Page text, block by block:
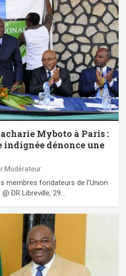
Myboto à Paris :
dénonce une
Modérateur
membres fondateurs de l’Union
DR Libreville, 29…